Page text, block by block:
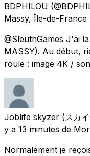
BDPHILOU
Massy, Île-de-France
@SleuthGames J'ai
MASSY). Au début,
roule : image 4K /
Joblife skyzer (スカ
y a 13 minutes de
Normalement je